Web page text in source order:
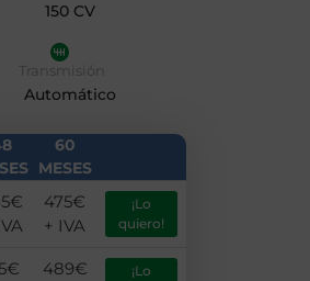
150 CV
Transmisión
Automático
60
MESES
475€
+ IVA
¡Lo
quiero!
489€
¡Lo